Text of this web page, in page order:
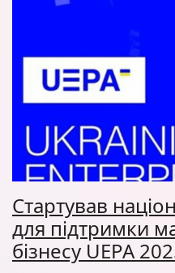
Стартував
для підтримки
бізнесу UEPA